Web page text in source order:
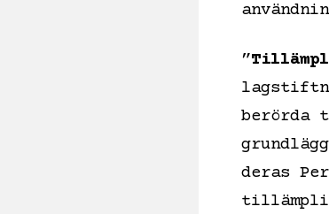
”
berörda
deras